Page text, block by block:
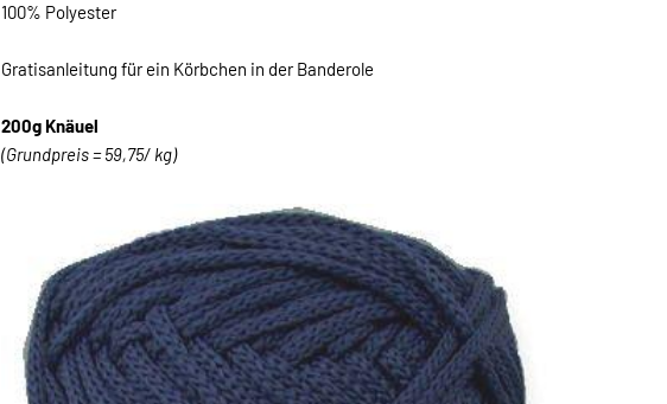
100% Polyester
Gratisanleitung für ein Körbchen in der Banderole
200g Knäuel
(Grundpreis = 59,75/ kg)